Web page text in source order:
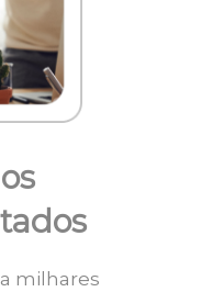
milhares